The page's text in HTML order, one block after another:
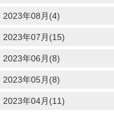
2023年08月(4)
2023年07月(15)
2023年06月(8)
2023年05月(8)
2023年04月(11)